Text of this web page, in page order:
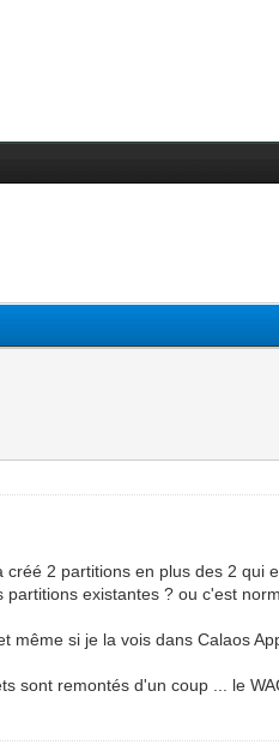
2 partitions en plus des 2
existantes ? ou c'est
même si je la vois dans Calaos
sont remontés d'un coup ... le